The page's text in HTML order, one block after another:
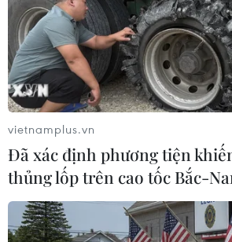
#Trung Quốc #Nợ ngân hàng
#Tăng trưởng
Áo Trung Quốc
Theo dõi VietnamPlus
vietnamplus.vn
Đã xác định phương tiện
thủng lốp trên cao tốc Bắc-